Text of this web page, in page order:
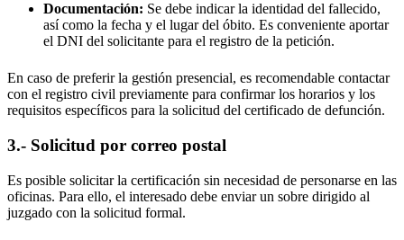
Documentación: Se debe indicar la identidad del fallecido,
así como la fecha y el lugar del óbito. Es conveniente aportar
el DNI del solicitante para el registro de la petición.
En caso de preferir la gestión presencial, es recomendable contactar
con el registro civil previamente para confirmar los horarios y los
requisitos específicos para la solicitud del certificado de defunción.
3.- Solicitud por correo postal
Es posible solicitar la certificación sin necesidad de personarse en las
oficinas. Para ello, el interesado debe enviar un sobre dirigido al
juzgado con la solicitud formal.